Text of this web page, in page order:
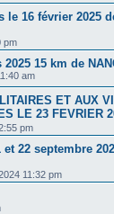
le 16 février 2025
pm
15 km de
am
ET AUX
LE 23 FEVRIER
pm
22 septembre
11:32 pm